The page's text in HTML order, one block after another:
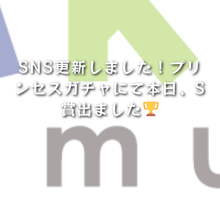
SNS更新しました！プリ
ンセスガチャにて本日、S
賞出ました